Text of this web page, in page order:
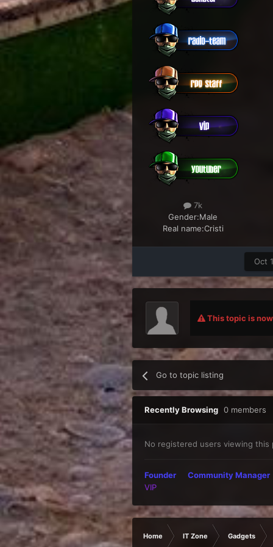
7k
Gender:Male
Real name:Cristi
Oct
This topic is
Go to topic listing
Recently Browsing 0 members
No registered users viewing this
Founder
Community Manager
VIP
Home IT Zone Gadgets